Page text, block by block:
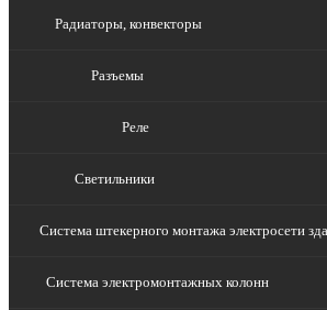
Радиаторы, конвекторы
Разъемы
Реле
Светильники
Система штекерного монтажа электросети
Система электромонтажных колонн